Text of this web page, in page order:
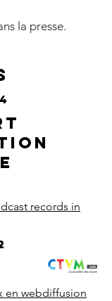
la presse.
records in
en webdiffusion